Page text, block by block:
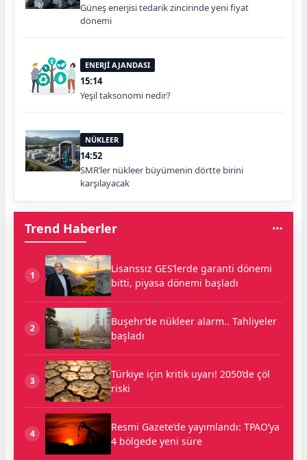
Güneş enerjisi tedarik zincirinde yeni fiyat
dönemi
ENERJİ AJANDASI
15:14
Yeşil taksonomi nedir?
NÜKLEER
14:52
SMR’ler nükleer büyümenin dörtte birini
karşılayacak
Trend Haberler
1
Lisanssız GES’lerde garanti dönemi
bitti, piyasa dönemi başladı
2
Buşehr’de nükleer alarm.. Tahliyeler
başladı
3
Türkiye için kritik uyarı! 2050’de çöl
riski
4
Resmi Gazete’de yayımlandı: TPAO’ya
4 bölgede yeni süre